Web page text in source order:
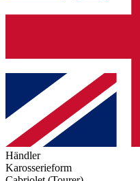
Händler
Karosserieform